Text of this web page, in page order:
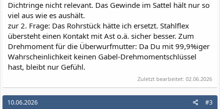
Dichtringe nicht relevant. Das Gewinde im Sattel hält nur so
viel aus wie es aushält.
zur 2. Frage: Das Rohrstück hätte ich ersetzt. Stahlflex
übersteht einen Kontakt mit Ast o.ä. sicher besser. Zum
Drehmoment für die Überwurfmutter: Da Du mit 99,9%iger
Wahrscheinlichkeit keinen Gabel-Drehmomentschlüssel
hast, bleibt nur Gefühl.
Zuletzt bearbeitet: 02.06.2026
10.06.2026 #3